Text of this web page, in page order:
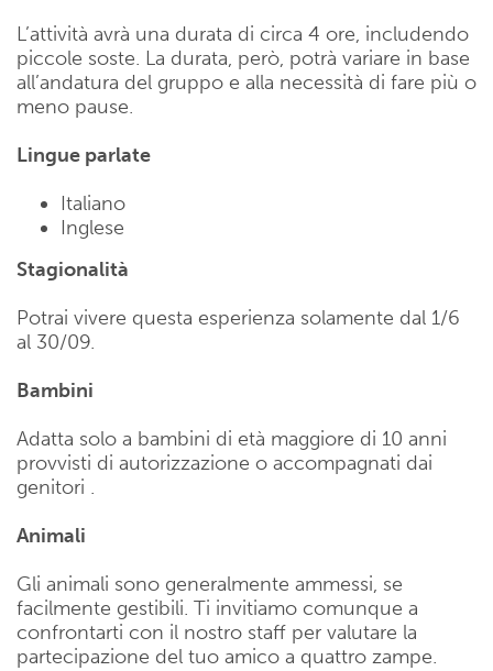
L’attività avrà una durata di circa 4 ore, includendo
piccole soste. La durata, però, potrà variare in base
all’andatura del gruppo e alla necessità di fare più o
meno pause.
Lingue parlate
Italiano
Inglese
Stagionalità
Potrai vivere questa esperienza solamente dal 1/6
al 30/09.
Bambini
Adatta solo a bambini di età maggiore di 10 anni
provvisti di autorizzazione o accompagnati dai
genitori .
Animali
Gli animali sono generalmente ammessi, se
facilmente gestibili. Ti invitiamo comunque a
confrontarti con il nostro staff per valutare la
partecipazione del tuo amico a quattro zampe.